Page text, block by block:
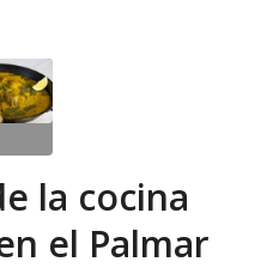
la cocina
el Palmar